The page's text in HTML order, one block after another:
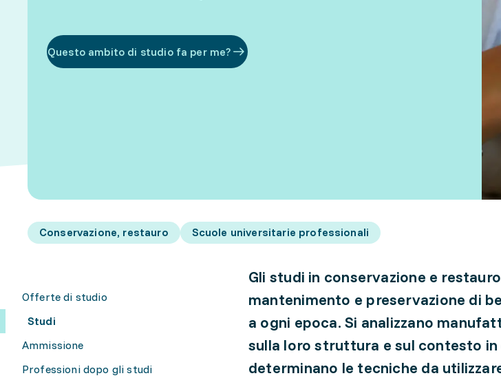
Questo ambito di studio fa per me?
Conservazione, restauro Scuole universitarie professionali
Offerte di studio
Studi
Ammissione
Professioni dopo gli studi
Gli studi in conservazione e
mantenimento e preservazione di
a ogni epoca. Si analizzano
sulla loro struttura e sul contesto
determinano le tecniche da